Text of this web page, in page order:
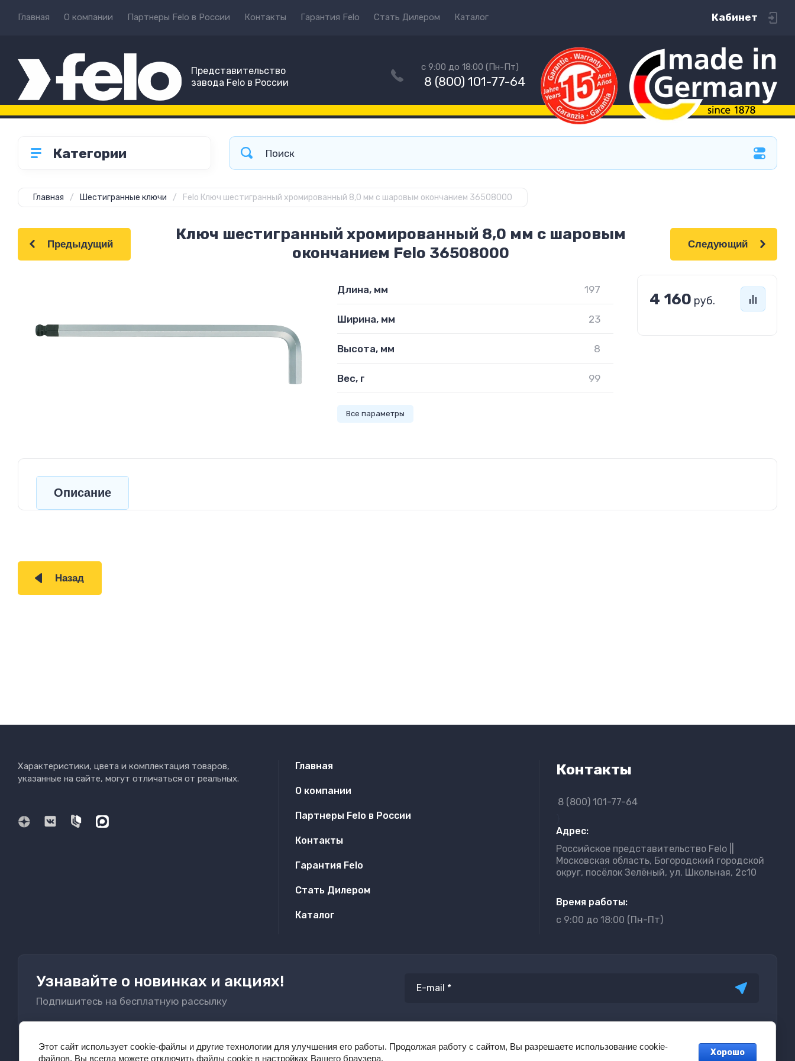
Главная О компании Партнеры Felo в России Контакты Гарантия Felo Стать Дилером Каталог Кабинет
Представительство
завода Felo в России
с 9:00 до 18:00 (Пн-Пт)
8 (800) 101-77-64
Категории
Главная / Шестигранные ключи / Felo Ключ шестигранный хромированный 8,0 мм с шаровым окончанием 36508000
Предыдущий
Ключ шестигранный хромированный 8,0 мм с шаровым
окончанием Felo 36508000
Следующий
Длина, мм 197
Ширина, мм 23
Высота, мм 8
Вес, г 99
Все параметры
4 160 руб.
Описание
Назад
Характеристики, цвета и комплектация товаров,
указанные на сайте, могут отличаться от реальных.
Главная
О компании
Партнеры Felo в России
Контакты
Гарантия Felo
Стать Дилером
Каталог
Контакты
8 (800) 101-77-64
Адрес:
Российское представительство Felo ||
Московская область, Богородский городской
округ, посёлок Зелёный, ул. Школьная, 2с10
Время работы:
с 9:00 до 18:00 (Пн-Пт)
Узнавайте о новинках и акциях!
Подпишитесь на бесплатную рассылку
Этот сайт использует cookie-файлы и другие технологии для улучшения его работы. Продолжая работу с сайтом, Вы разрешаете использование cookie-
файлов. Вы всегда можете отключить файлы cookie в настройках Вашего браузера.
Хорошо